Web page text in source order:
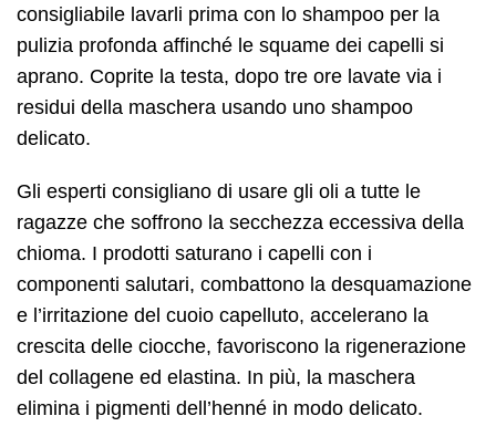
consigliabile lavarli prima con lo shampoo per la
pulizia profonda affinché le squame dei capelli si
aprano. Coprite la testa, dopo tre ore lavate via i
residui della maschera usando uno shampoo
delicato.
Gli esperti consigliano di usare gli oli a tutte le
ragazze che soffrono la secchezza eccessiva della
chioma. I prodotti saturano i capelli con i
componenti salutari, combattono la desquamazione
e l’irritazione del cuoio capelluto, accelerano la
crescita delle ciocche, favoriscono la rigenerazione
del collagene ed elastina. In più, la maschera
elimina i pigmenti dell’henné in modo delicato.